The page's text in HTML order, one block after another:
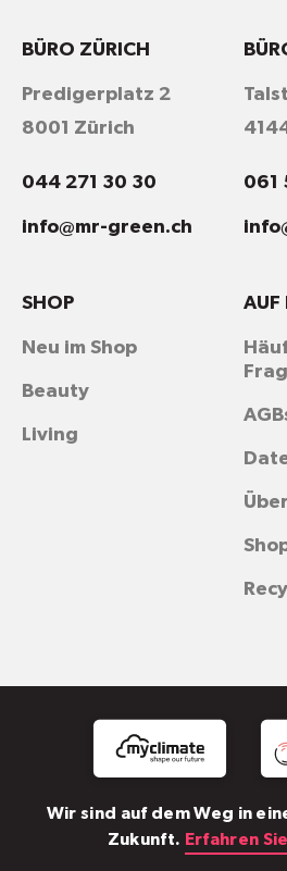
BÜRO ZÜRICH
Predigerplatz 2
8001 Zürich
044 271 30 30
info@mr-green.ch
061
AUF
SHOP
Neu im Shop
Beauty
Living
Wir sind auf dem Weg in
Zukunft. Erfahren